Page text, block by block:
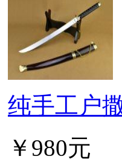
纯手工户
￥980元